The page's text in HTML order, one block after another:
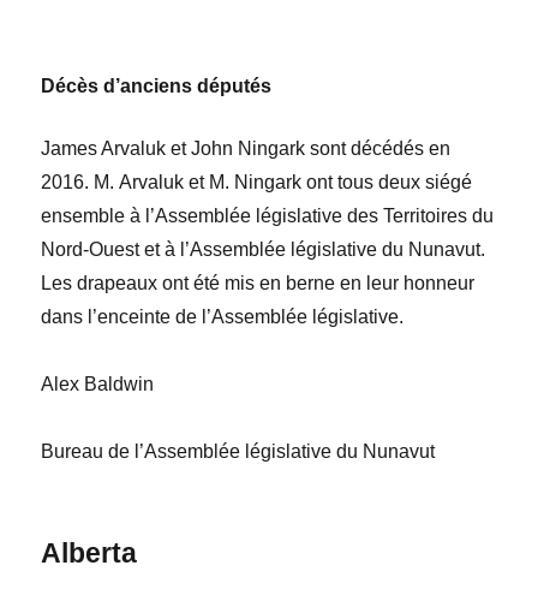
Décès d’anciens députés
James Arvaluk etJohn Ningark sont décédés en
2016. M. Arvaluk et M. Ningark ont tous deux siégé
ensemble à l’Assemblée législative des Territoires du
Nord-Ouest et à l’Assemblée législative du Nunavut.
Les drapeaux ont été mis en berne en leur honneur
dans l’enceinte de l’Assemblée législative.
Alex Baldwin
Bureau de l’Assemblée législative du Nunavut
Alberta